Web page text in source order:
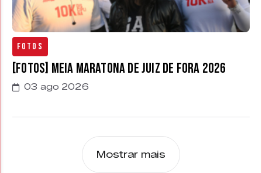
Fotos
[FOTOS] Meia Maratona de Juiz de Fora 2026
03 ago 2026
Mostrar mais